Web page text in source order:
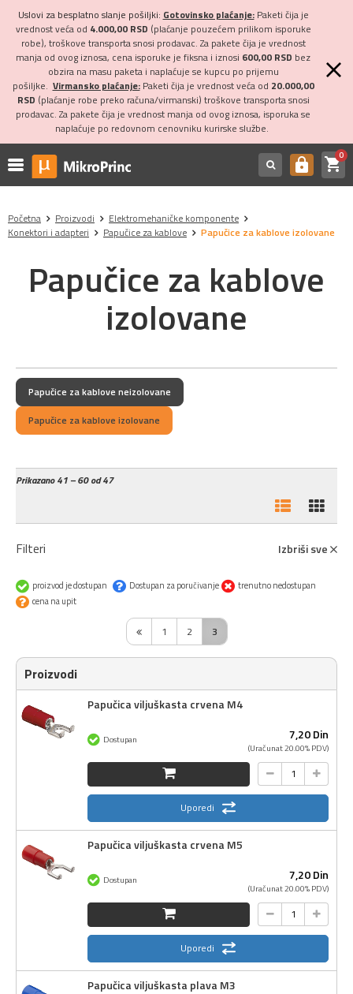
Uslovi za besplatno slanje pošiljki: Gotovinsko plaćanje:Paketi čija je
vrednost veća od 4.000,00 RSD (plaćanje pouzećem prilikom isporuke
robe), troškove transporta snosi prodavac. Za pakete čija je vrednost
manja od ovog iznosa, cena isporuke je fiksna i iznosi 600,00 RSD bez
obzira na masu paketa i naplaćuje se kupcu po prijemu
pošiljke. Virmansko plaćanje:Paketi čija je vrednost veća od 20.000,00
RSD (plaćanje robe preko računa/virmanski) troškove transporta snosi
prodavac. Za pakete čija je vrednost manja od ovog iznosa, isporuka se
naplaćuje po redovnom cenovniku kurirske službe.
https shopping_cart0
Početna Proizvodi
Elektromehaničke komponente
Konektori i adapteri
Papučice za kablove Papučice za kablove izolovane
Papučice za kablove
izolovane
Papučice za kablove neizolovane
Papučice za kablove izolovane
Prikazano41 – 60 od 47
Filteri Izbriši sve
proizvod je dostupan Dostupan za poručivanje
trenutno nedostupan
cena na upit
1 2 3
Proizvodi
Papučica viljuškasta crvena M4
7,20Din
(Uračunat 20.00% PDV)
Dostupan
Uporedi
Papučica viljuškasta crvena M5
7,20Din
(Uračunat 20.00% PDV)
Dostupan
Uporedi
Papučica viljuškasta plava M3